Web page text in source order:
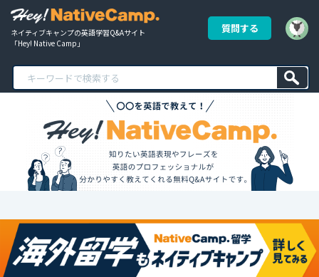
ネイティブキャンプの英語学習Q&Aサイト
「Hey! Native Camp」
質問する